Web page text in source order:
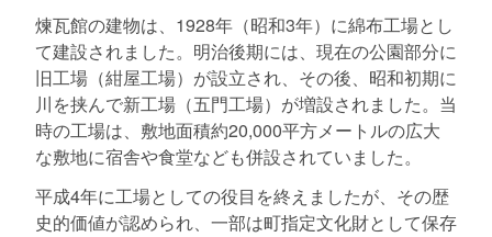
煉瓦館の建物は、1928年（昭和3年）に綿布工場とし
て建設されました。明治後期には、現在の公園部分に
旧工場（紺屋工場）が設立され、その後、昭和初期に
川を挟んで新工場（五門工場）が増設されました。当
時の工場は、敷地面積約20,000平方メートルの広大
な敷地に宿舎や食堂なども併設されていました。
平成4年に工場としての役目を終えましたが、その歴
史的価値が認められ、一部は町指定文化財として保存